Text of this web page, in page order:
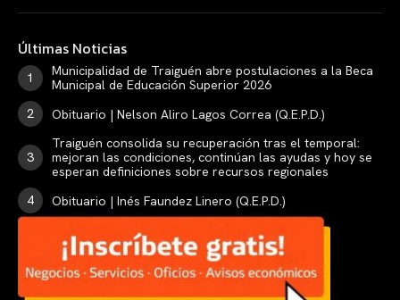
Últimas Noticias
Municipalidad de Traiguén abre postulaciones a la Beca
Municipal de Educación Superior 2026
Obituario | Nelson Aliro Lagos Correa (Q.E.P.D.)
Traiguén consolida su recuperación tras el temporal:
mejoran las condiciones, continúan las ayudas y hoy se
esperan definiciones sobre recursos regionales
Obituario | Inés Faundez Linero (Q.E.P.D.)